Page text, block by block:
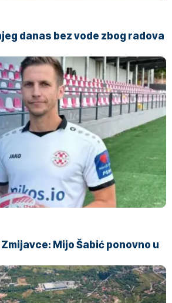
danas bez vode zbog radova
Mijo Šabić ponovno u